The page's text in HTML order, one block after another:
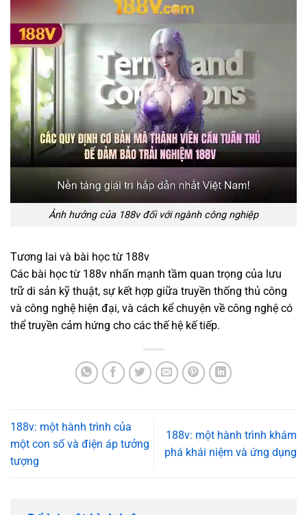
Ảnh hưởng của 188v đối với ngành công nghiệp
Tương lai và bài học từ 188v
Các bài học từ 188v nhấn mạnh tầm quan trọng của lưu
trữ di sản kỹ thuật, sự kết hợp giữa truyền thống thủ công
và công nghệ hiện đại, và cách kể chuyện về công nghệ có
thể truyền cảm hứng cho các thế hệ kế tiếp.
188v: một hành trình của
một con số và điện áp tưởng
tượng
188v: một hành trình khám
phá khái niệm và ứng dụng